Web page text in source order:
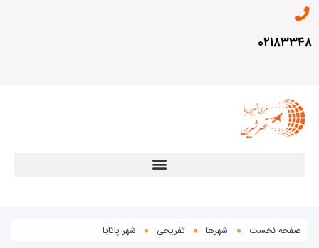
۰۲۱۸۳۳۴۸
صفحه نخست شهرها تفریحی شهر پاتایا